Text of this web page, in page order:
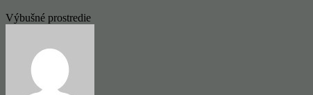
Výbušné prostredie